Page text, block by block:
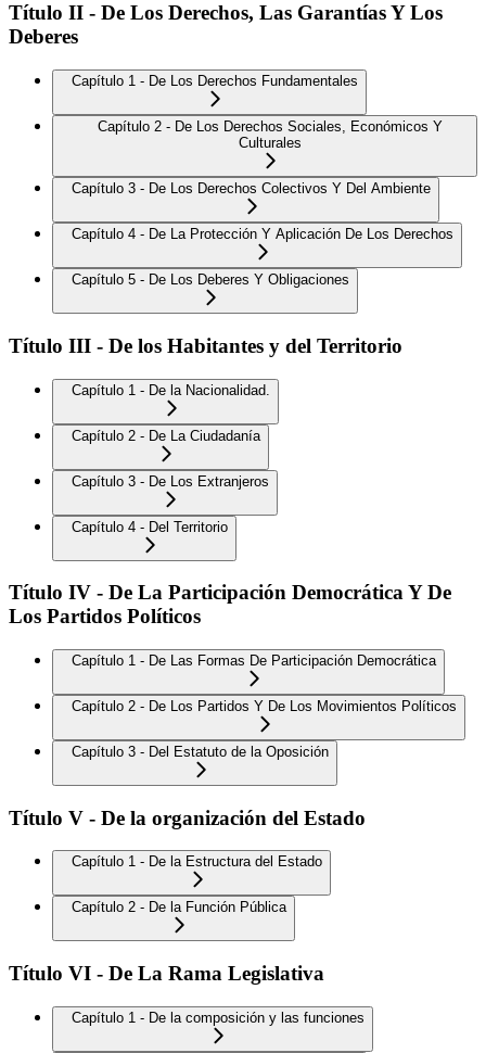
Título II - De Los Derechos, Las Garantías Y Los
Deberes
Capítulo 1 - De Los Derechos Fundamentales
Capítulo 2 - De Los Derechos Sociales, Económicos Y
Culturales
Capítulo 3 - De Los Derechos Colectivos Y Del Ambiente
Capítulo 4 - De La Protección Y Aplicación De Los Derechos
Capítulo 5 - De Los Deberes Y Obligaciones
Título III - De los Habitantes y del Territorio
Capítulo 1 - De la Nacionalidad.
Capítulo 2 - De La Ciudadanía
Capítulo 3 - De Los Extranjeros
Capítulo 4 - Del Territorio
Título IV - De La Participación Democrática Y De
Los Partidos Políticos
Capítulo 1 - De Las Formas De Participación Democrática
Capítulo 2 - De Los Partidos Y De Los Movimientos Políticos
Capítulo 3 - Del Estatuto de la Oposición
Título V - De la organización del Estado
Capítulo 1 - De la Estructura del Estado
Capítulo 2 - De la Función Pública
Título VI - De La Rama Legislativa
Capítulo 1 - De la composición y las funciones